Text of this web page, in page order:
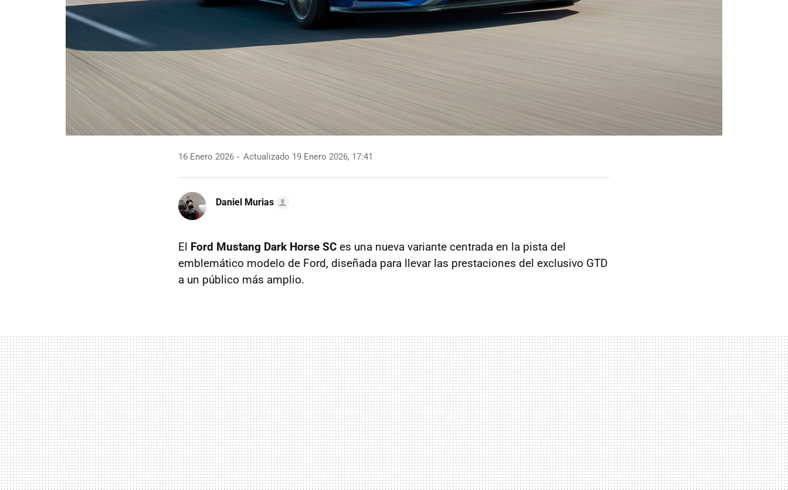
16 Enero 2026 Actualizado 19 Enero 2026, 17:41
Daniel Murias
El Ford Mustang Dark Horse SC es una nueva variante centrada en la pista del
emblemático modelo de Ford, diseñada para llevar las prestaciones del exclusivo GTD
a un público más amplio.